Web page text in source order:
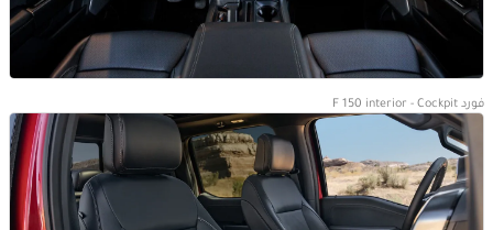
فورد F 150 interior - Cockpit